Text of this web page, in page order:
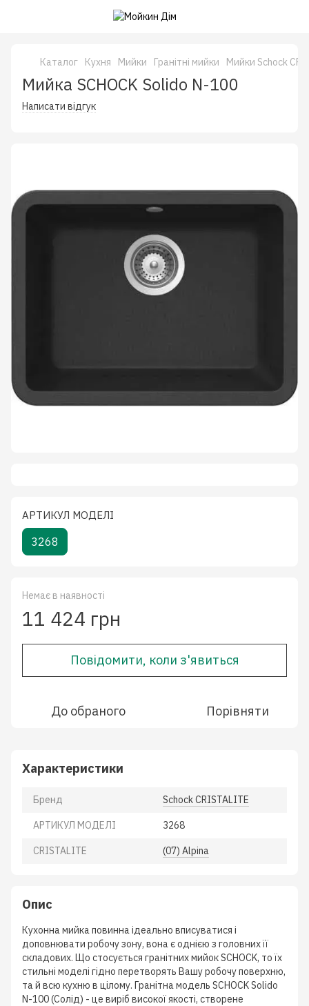
Каталог Кухня Мийки Гранітні мийки Мийки Schock
Мийка SCHOCK Solido N-100
Написати відгук
АРТИКУЛ МОДЕЛІ
3268
Немає в наявності
11 424 грн
Повідомити, коли з'явиться
До обраного Порівняти
Характеристики
Бренд Schock CRISTALITE
АРТИКУЛ МОДЕЛІ 3268
CRISTALITE (07) Alpina
Опис
Кухонна мийка повинна ідеально вписуватися і
доповнювати робочу зону, вона є однією з головних її
складових. Що стосується гранітних мийок SCHOCK, то їх
стильні моделі гідно перетворять Вашу робочу поверхню,
та й всю кухню в цілому. Гранітна модель SCHOCK Solido
N-100 (Солід) - це виріб високої якості, створене